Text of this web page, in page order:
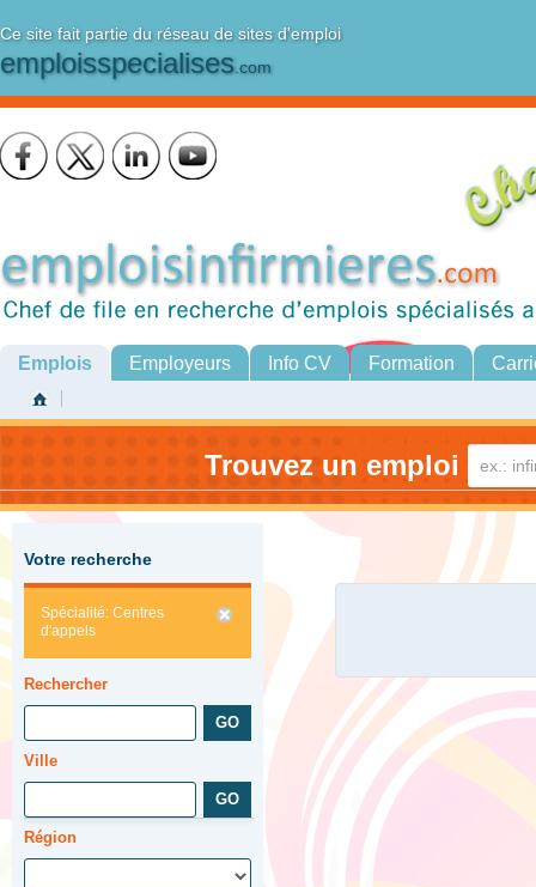
Ce site fait partie du réseau de sites d'emploi
emploisspecialises.com
Emplois Employeurs Info CV Formation
Trouvez un emploi
Votre recherche
Spécialité: Centres
d'appels
Rechercher
Ville
Région